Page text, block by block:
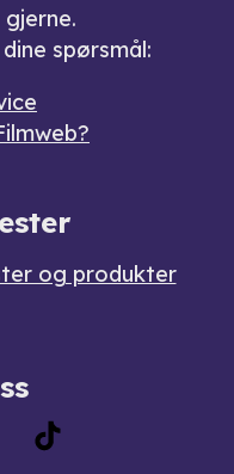
spørsmål:
og produkter